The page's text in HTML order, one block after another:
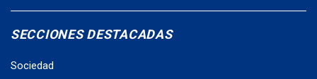
SECCIONES DESTACADAS
Sociedad